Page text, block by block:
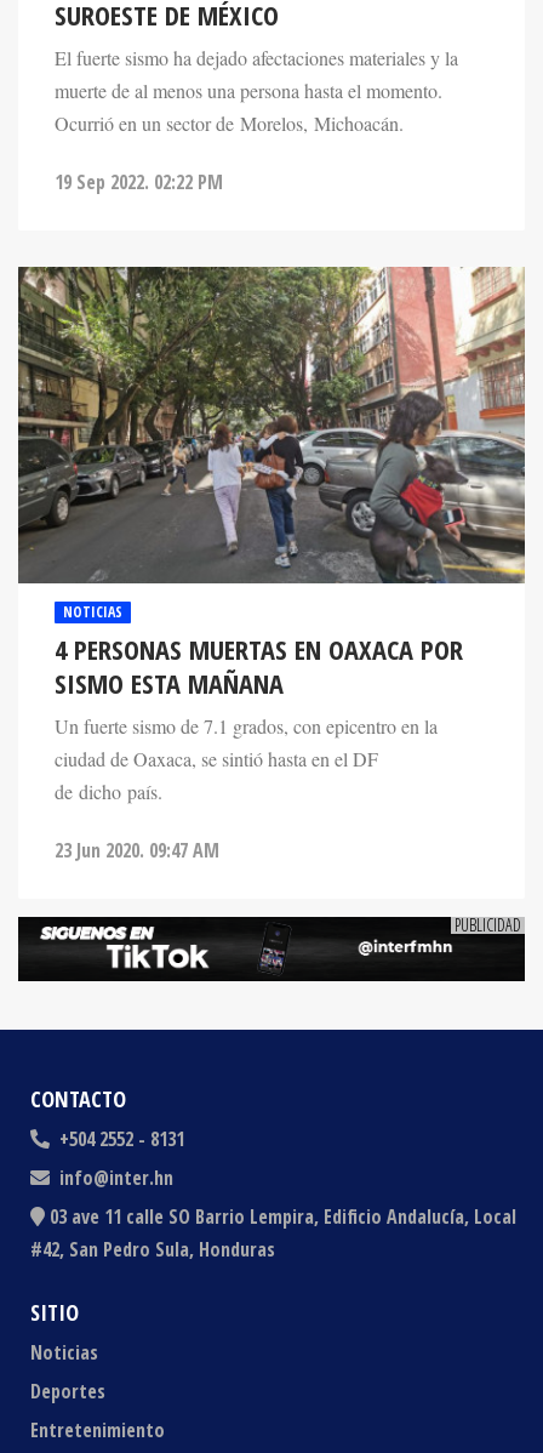
El fuerte sismo ha dejado afectaciones materiales y la
muerte de al menos una persona hasta el momento.
Ocurrió en un sector de Morelos, Michoacán.
NOTICIAS
4 PERSONAS MUERTAS EN OAXACA POR
SISMO ESTA MAÑANA
Un fuerte sismo de 7.1 grados, con epicentro en la
ciudad de Oaxaca, se sintió hasta en el DF
de dicho país.
CONTACTO
+504 2552 - 8131
info@inter.hn
03 ave 11 calle SO Barrio Lempira, Edificio Andalucía, Local
#42, San Pedro Sula, Honduras
SITIO
Noticias
Deportes
Entretenimiento